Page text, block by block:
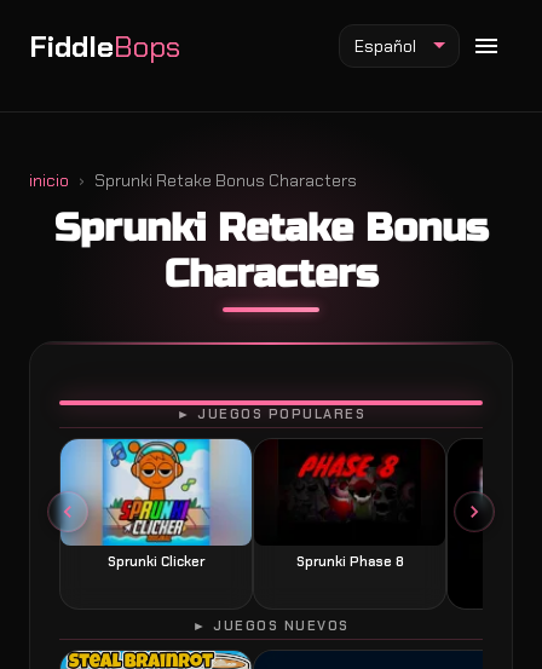
FiddleBops
Mod Fiddlebops
Mod Incredibox
Español
inicio Sprunki Retake Bonus Characters
Sprunki Retake Bonus
Characters
► JUEGOS POPULARES
Sprunki Clicker Sprunki Phase 8
JUGAR
► JUEGOS NUEVOS